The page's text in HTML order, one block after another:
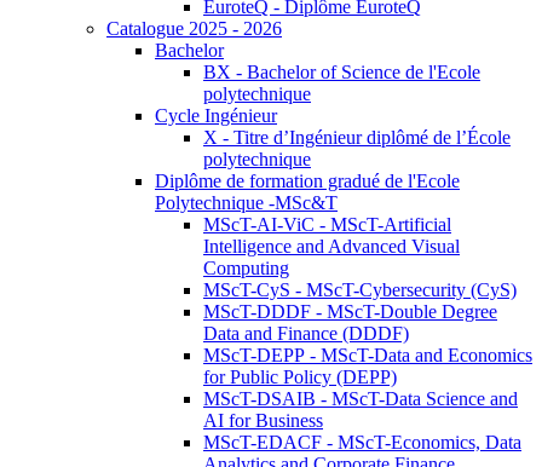
EuroteQ - Diplôme EuroteQ
Catalogue 2025 - 2026
Bachelor
BX - Bachelor of Science de l'Ecole
polytechnique
Cycle Ingénieur
X - Titre d’Ingénieur diplômé de l’École
polytechnique
Diplôme de formation gradué de l'Ecole
Polytechnique -MSc&T
MScT-AI-ViC - MScT-Artificial
Intelligence and Advanced Visual
Computing
MScT-CyS - MScT-Cybersecurity (CyS)
MScT-DDDF - MScT-Double Degree
Data and Finance (DDDF)
MScT-DEPP - MScT-Data and Economics
for Public Policy (DEPP)
MScT-DSAIB - MScT-Data Science and
AI for Business
MScT-EDACF - MScT-Economics, Data